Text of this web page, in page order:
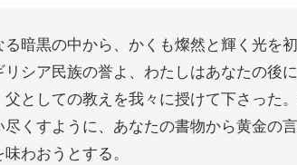
る暗黒の中から、かくも燦然と輝く光を
リシア民族の誉よ、わたしはあなたの後
父としての教えを我々に授けて下さった
尽くすように、あなたの書物から黄金の
わおうとする。